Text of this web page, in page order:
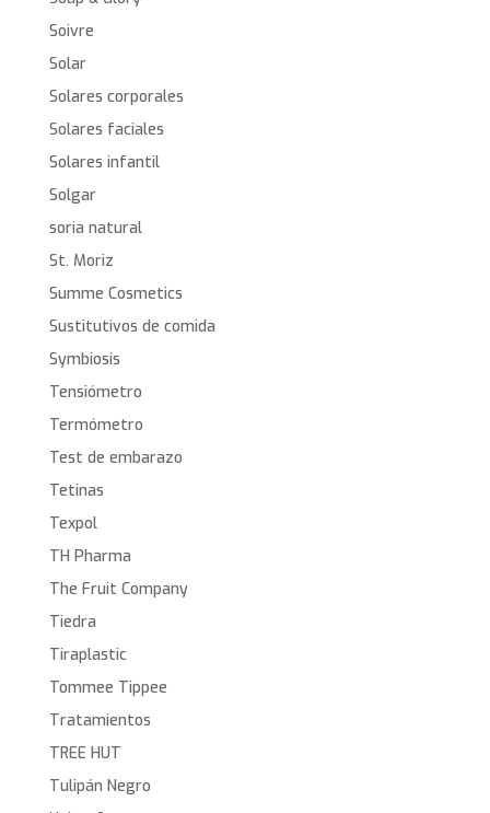
Soivre
Solar
Solares corporales
Solares faciales
Solares infantil
Solgar
soria natural
St. Moriz
Summe Cosmetics
Sustitutivos de comida
Symbiosis
Tensiómetro
Termómetro
Test de embarazo
Tetinas
Texpol
TH Pharma
The Fruit Company
Tiedra
Tiraplastic
Tommee Tippee
Tratamientos
TREE HUT
Tulipán Negro